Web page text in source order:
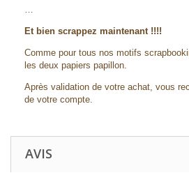
…
Et bien scrappez maintenant !!!!
Comme pour tous nos motifs
les deux papiers papillon.
Après validation de votre achat, vous
de votre compte.
AVIS